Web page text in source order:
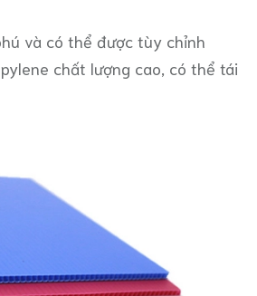
và có thể được tùy chỉnh
chất lượng cao, có thể tái